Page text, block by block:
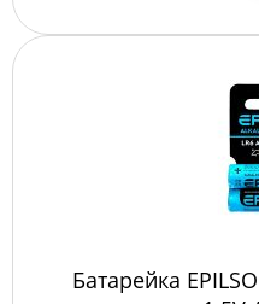
Батарейка